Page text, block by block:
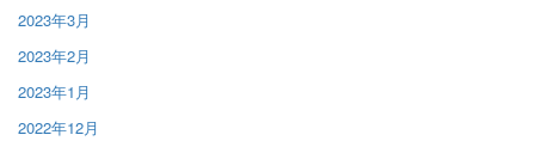
2023年3月
2023年2月
2023年1月
2022年12月